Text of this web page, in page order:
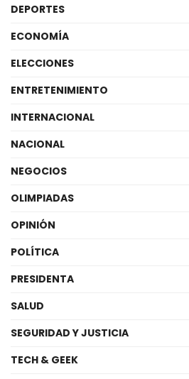
DEPORTES
ECONOMÍA
ELECCIONES
ENTRETENIMIENTO
INTERNACIONAL
NACIONAL
NEGOCIOS
OLIMPIADAS
OPINIÓN
POLÍTICA
PRESIDENTA
SALUD
SEGURIDAD Y JUSTICIA
TECH & GEEK